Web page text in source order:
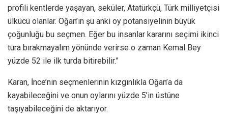
profili kentlerde yaşayan, seküler, Atatürkçü, Türk milliyetçisi
ülkücü olanlar. Oğan’ın şu anki oy potansiyelinin büyük
çoğunluğu bu seçmen. Eğer bu insanlar kararını seçimi ikinci
tura bırakmayalım yönünde verirse o zaman Kemal Bey
yüzde 52 ile ilk turda bitirebilir.”
Karan, İnce’nin seçmenlerinin kızgınlıkla Oğan’a da
kayabileceğini ve onun oylarını yüzde 5’in üstüne
taşıyabileceğini de aktarıyor.